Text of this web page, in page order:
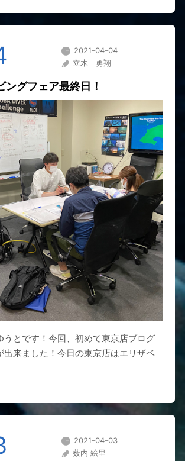
2021-04-04
立木 勇翔
ングフェア最終日！
うとです！今回、初めて東京店ブログ
出来ました！今日の東京店はエリザベ
2021-04-03
薮内 絵里